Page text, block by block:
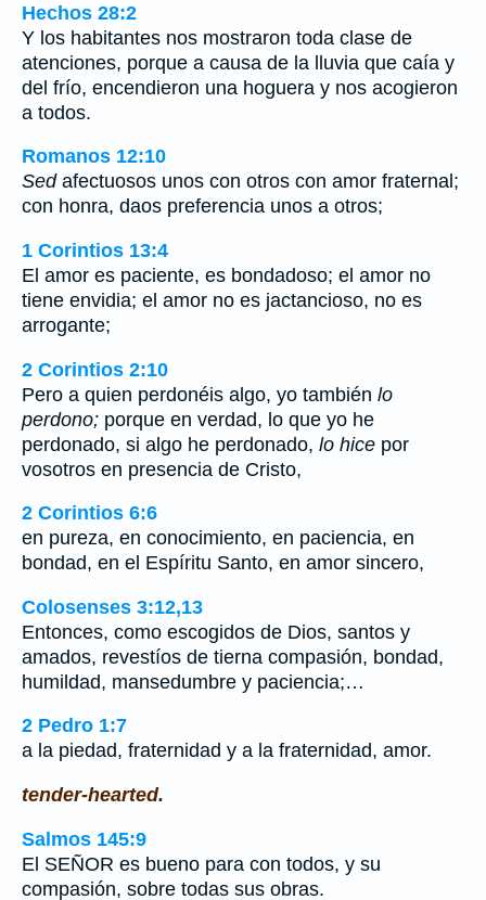
Hechos 28:2
Y los habitantes nos mostraron toda clase de
atenciones, porque a causa de la lluvia que caía y
del frío, encendieron una hoguera y nos acogieron
a todos.
Romanos 12:10
Sedafectuosos unos con otros con amor fraternal;
con honra, daos preferencia unos a otros;
1 Corintios 13:4
El amor es paciente, es bondadoso; el amor no
tiene envidia; el amor no es jactancioso, no es
arrogante;
2 Corintios 2:10
Pero a quien perdonéis algo, yo también lo
perdono; porque en verdad, lo que yo he
perdonado, si algo he perdonado, lo hice por
vosotros en presencia de Cristo,
2 Corintios 6:6
en pureza, en conocimiento, en paciencia, en
bondad, en el Espíritu Santo, en amor sincero,
Colosenses 3:12,13
Entonces, como escogidos de Dios, santos y
amados, revestíos de tierna compasión, bondad,
humildad, mansedumbre y paciencia;…
2 Pedro 1:7
a la piedad, fraternidad y a la fraternidad, amor.
tender-hearted.
Salmos 145:9
El SEÑOR es bueno para con todos, y su
compasión, sobre todas sus obras.